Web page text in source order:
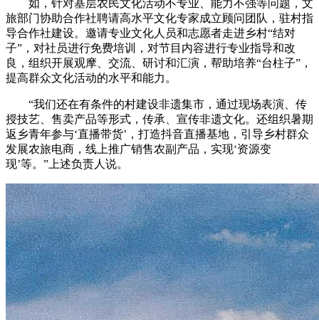
如，针对基层农民文化活动不专业、能力不强等问题，文
旅部门协助合作社聘请高水平文化专家成立顾问团队，驻村指
导合作社建设。邀请专业文化人员和志愿者走进乡村“结对
子”，对社员进行免费培训，对节目内容进行专业指导和改
良，组织开展观摩、交流、研讨和汇演，帮助培养“台柱子”，
提高群众文化活动的水平和能力。
“我们还在有条件的村建设非遗集市，通过现场表演、传
授技艺、售卖产品等形式，传承、宣传非遗文化。还组织暑期
返乡青年参与‘直播带货’，打造抖音直播基地，引导乡村群众
发展农旅电商，线上推广销售农副产品，实现‘资源变
现’等。”上述负责人说。